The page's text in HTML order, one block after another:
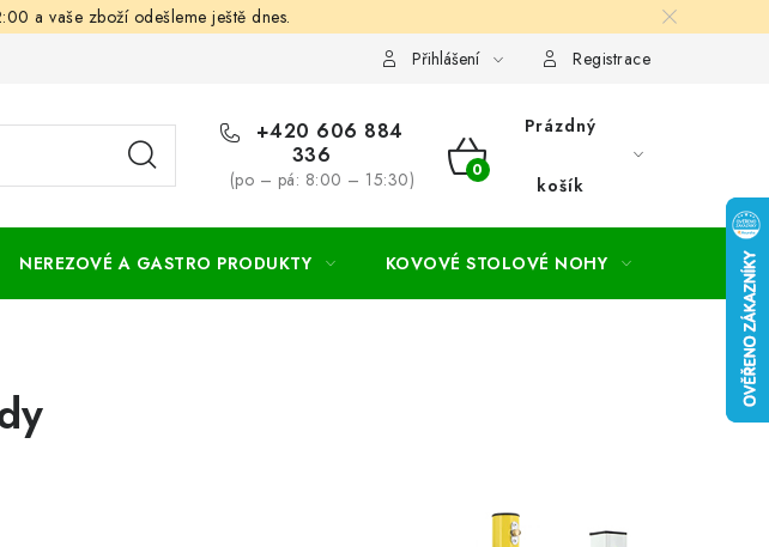
a vaše zboží odešleme ještě dnes.
Obchodní a dodací podmínky Ochrana osobních údajú
Přihlášení Registrace
+420 606 884
336
(po – pá: 8:00 – 15:30)
NÁKUPNÍ
Prázdný
košík
NEREZOVÉ A GASTRO PRODUKTY KOVOVÉ STOLOVÉ NOHY